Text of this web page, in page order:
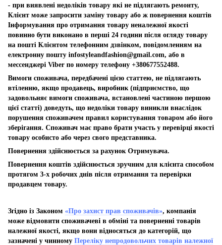
- при виявлені недоліків товару які не підлягають ремонту,
Клієнт може запросити заміну товару або ж повернення коштів
Інформування про отримання товару неналежної якості
повинно бути виконано в перші 24 години після огляду товару
на пошті Клієнтом телефонним дзвінком, повідомленням на
електронну пошту infostyleandfashion@gmail.com, або в
мессенджері Viber по номеру телефону +380677552488.
Вимоги споживача, передбачені цією статтею, не підлягають
втіленню, якщо продавець, виробник (підприємство, що
задовольняє вимоги споживача, встановлені частиною першою
цієї статті) доведуть, що недоліки товару виникли внаслідок
порушення споживачем правил користування товаром або його
зберігання. Споживач має право брати участь у перевірці якості
товару особисто або через свого представника.
Повернення здійснюється за рахунок Отримувача.
Повернення коштів здійснюється зручним для клієнта способом
протягом 3-х робочих днів після отримання та перевірки
продавцем товару.
Згідно із Законом «Про захист прав споживачів», компанія
може відмовити споживачеві в обміні та поверненні товарів
належної якості, якщо вони відносяться до категорій, що
зазначені у чинному Переліку непродовольчих товарів належної